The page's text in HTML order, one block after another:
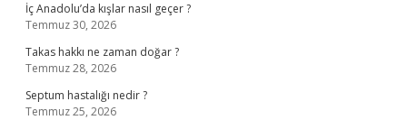
İç Anadolu’da kışlar nasıl geçer ?
Temmuz 30, 2026
Takas hakkı ne zaman doğar ?
Temmuz 28, 2026
Septum hastalığı nedir ?
Temmuz 25, 2026